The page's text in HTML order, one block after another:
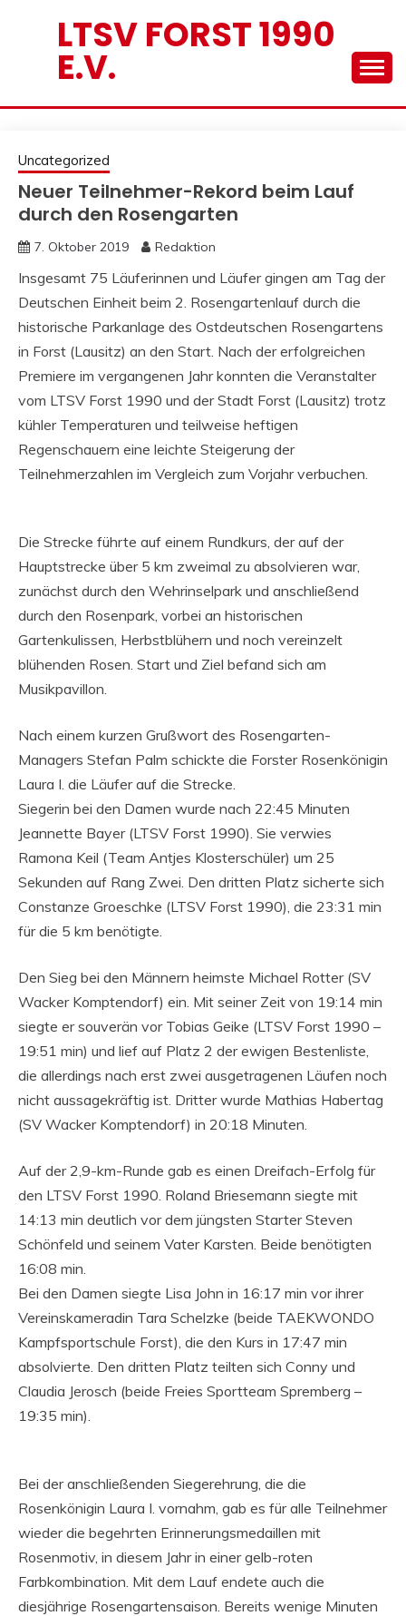
LTSV FORST 1990
E.V.
Uncategorized
Neuer Teilnehmer-Rekord beim Lauf
durch den Rosengarten
7. Oktober 2019 Redaktion
Insgesamt 75 Läuferinnen und Läufer gingen am Tag der
Deutschen Einheit beim 2. Rosengartenlauf durch die
historische Parkanlage des Ostdeutschen Rosengartens
in Forst (Lausitz) an den Start. Nach der erfolgreichen
Premiere im vergangenen Jahr konnten die Veranstalter
vom LTSV Forst 1990 und der Stadt Forst (Lausitz) trotz
kühler Temperaturen und teilweise heftigen
Regenschauern eine leichte Steigerung der
Teilnehmerzahlen im Vergleich zum Vorjahr verbuchen.
Die Strecke führte auf einem Rundkurs, der auf der
Hauptstrecke über 5 km zweimal zu absolvieren war,
zunächst durch den Wehrinselpark und anschließend
durch den Rosenpark, vorbei an historischen
Gartenkulissen, Herbstblühern und noch vereinzelt
blühenden Rosen. Start und Ziel befand sich am
Musikpavillon.
Nach einem kurzen Grußwort des Rosengarten-
Managers Stefan Palm schickte die Forster Rosenkönigin
Laura I. die Läufer auf die Strecke.
Siegerin bei den Damen wurde nach 22:45 Minuten
Jeannette Bayer (LTSV Forst 1990). Sie verwies
Ramona Keil (Team Antjes Klosterschüler) um 25
Sekunden auf Rang Zwei. Den dritten Platz sicherte sich
Constanze Groeschke (LTSV Forst 1990), die 23:31 min
für die 5 km benötigte.
Den Sieg bei den Männern heimste Michael Rotter (SV
Wacker Komptendorf) ein. Mit seiner Zeit von 19:14 min
siegte er souverän vor Tobias Geike (LTSV Forst 1990 –
19:51 min) und lief auf Platz 2 der ewigen Bestenliste,
die allerdings nach erst zwei ausgetragenen Läufen noch
nicht aussagekräftig ist. Dritter wurde Mathias Habertag
(SV Wacker Komptendorf) in 20:18 Minuten.
Auf der 2,9-km-Runde gab es einen Dreifach-Erfolg für
den LTSV Forst 1990. Roland Briesemann siegte mit
14:13 min deutlich vor dem jüngsten Starter Steven
Schönfeld und seinem Vater Karsten. Beide benötigten
16:08 min.
Bei den Damen siegte Lisa John in 16:17 min vor ihrer
Vereinskameradin Tara Schelzke (beide TAEKWONDO
Kampfsportschule Forst), die den Kurs in 17:47 min
absolvierte. Den dritten Platz teilten sich Conny und
Claudia Jerosch (beide Freies Sportteam Spremberg –
19:35 min).
Bei der anschließenden Siegerehrung, die die
Rosenkönigin Laura I. vornahm, gab es für alle Teilnehmer
wieder die begehrten Erinnerungsmedaillen mit
Rosenmotiv, in diesem Jahr in einer gelb-roten
Farbkombination. Mit dem Lauf endete auch die
diesjährige Rosengartensaison. Bereits wenige Minuten